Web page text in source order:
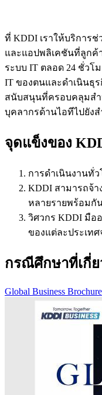
ที่ KDDI เราให้บริการ
และแอปพลิเคชันที่ลูกค้
ระบบ IT ตลอด 24 ชั่วโ
IT ของตนและดำเนินธุ
สนับสนุนที่ครอบคลุมส
บุคลากรด้านไอทีไปยัง
จุดแข็งของ
การดำเนินงานทั่ว
KDDI สามารถจ้
หลายรายพร้อมกั
วิศวกร KDDI มื
ของแต่ละประเท
กรณีศึกษาที่เกี่ย
Global Business Brochure